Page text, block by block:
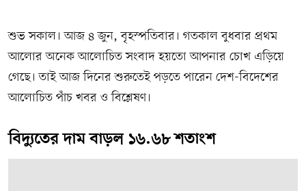
শুভ সকাল। আজ ৪ জুন, বৃহস্পতিবার। গতকাল বুধবার প্রথম
আলোর অনেক আলোচিত সংবাদ হয়তো আপনার চোখ এড়িয়ে
গেছে। তাই আজ দিনের শুরুতেই পড়তে পারেন দেশ-বিদেশের
আলোচিত পাঁচ খবর ও বিশ্লেষণ।
বিদ্যুতের দাম বাড়ল ১৬.৬৮ শতাংশ